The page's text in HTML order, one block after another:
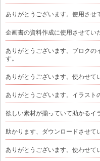
ありがとうございます。使用させ
企画書の資料作成に使用させてい
ありがとうございます。ブロクの
す。
ありがとうございます。使わせて
ありがとうございます。イラスト
欲しい素材が揃っていて助かるイ
助かります、ダウンロードさせて
ありがとうございます。使わせて